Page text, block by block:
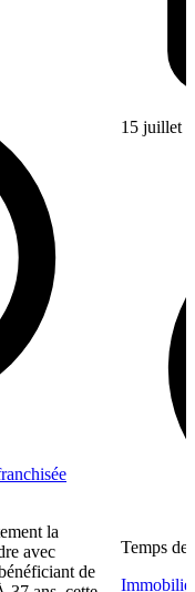
la
avec
de
15 juillet
Temps de